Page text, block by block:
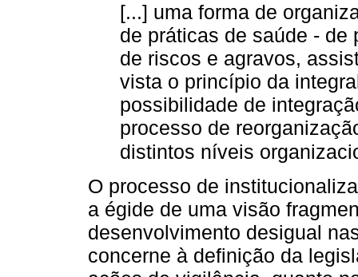
[...] uma forma de
de práticas de saúde - de
de riscos e agravos,
vista o princípio da
possibilidade de
processo de
distintos níveis
O processo de
a égide de uma visão
desenvolvimento desigual
concerne à definição da